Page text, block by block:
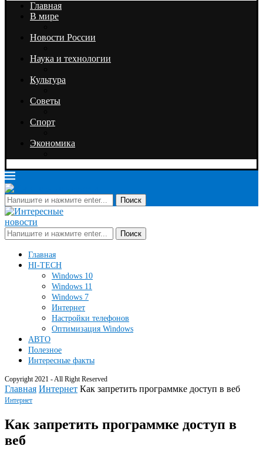
Главная
В мире
Новости России
Наука и технологии
Культура
Советы
Спорт
Экономика
Поиск
Поиск
Главная
HI-TECH
Windows 10
Windows 11
Windows 7
Интернет
Настройки телефонов
Оптимизация Windows
АВТО
Полезное
Интересные факты
Copyright 2021 - All Right Reserved
Главная Интернет Как запретить программке доступ в веб
Интернет
Как запретить программке доступ в
веб